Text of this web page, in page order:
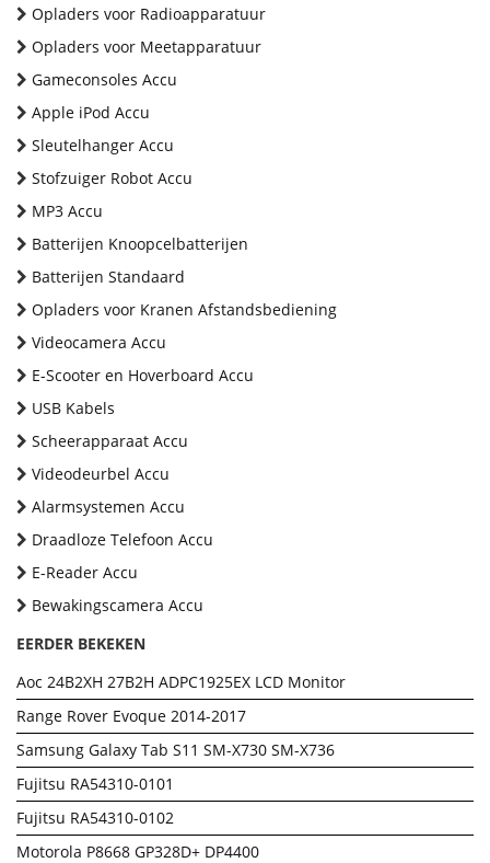
Opladers voor Radioapparatuur
Opladers voor Meetapparatuur
Gameconsoles Accu
Apple iPod Accu
Sleutelhanger Accu
Stofzuiger Robot Accu
MP3 Accu
Batterijen Knoopcelbatterijen
Batterijen Standaard
Opladers voor Kranen Afstandsbediening
Videocamera Accu
E-Scooter en Hoverboard Accu
USB Kabels
Scheerapparaat Accu
Videodeurbel Accu
Alarmsystemen Accu
Draadloze Telefoon Accu
E-Reader Accu
Bewakingscamera Accu
EERDER BEKEKEN
Aoc 24B2XH 27B2H ADPC1925EX LCD Monitor
Range Rover Evoque 2014-2017
Samsung Galaxy Tab S11 SM-X730 SM-X736
Fujitsu RA54310-0101
Fujitsu RA54310-0102
Motorola P8668 GP328D+ DP4400